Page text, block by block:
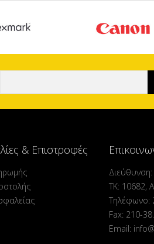
& Επιστροφές
ΤΚ: 10682,
Τηλέφωνο:
Fax: 210-
Email: